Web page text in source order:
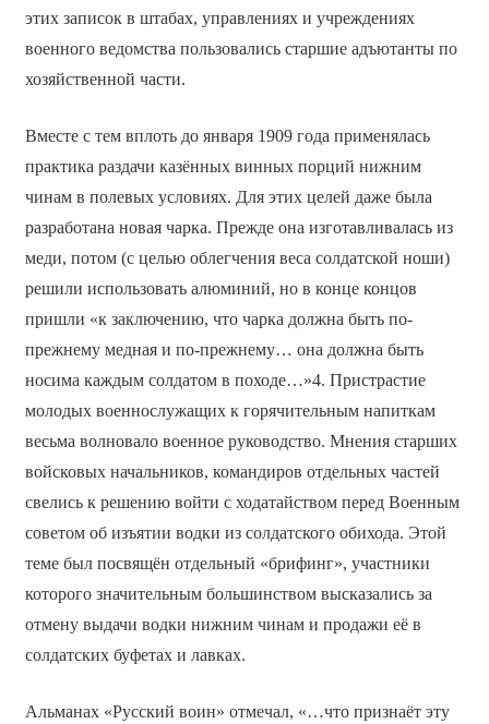
этих записок в штабах, управлениях и учреждениях
военного ведомства пользовались старшие адъютанты по
хозяйственной части.
Вместе с тем вплоть до января 1909 года применялась
практика раздачи казённых винных порций нижним
чинам в полевых условиях. Для этих целей даже была
разработана новая чарка. Прежде она изготавливалась из
меди, потом (с целью облегчения веса солдатской ноши)
решили использовать алюминий, но в конце концов
пришли «к заключению, что чарка должна быть по-
прежнему медная и по-прежнему… она должна быть
носима каждым солдатом в походе…»4. Пристрастие
молодых военнослужащих к горячительным напиткам
весьма волновало военное руководство. Мнения старших
войсковых начальников, командиров отдельных частей
свелись к решению войти с ходатайством перед Военным
советом об изъятии водки из солдатского обихода. Этой
теме был посвящён отдельный «брифинг», участники
которого значительным большинством высказались за
отмену выдачи водки нижним чинам и продажи её в
солдатских буфетах и лавках.
Альманах «Русский воин» отмечал, «…что признаёт эту